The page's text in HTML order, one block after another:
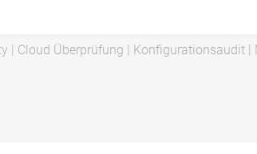
Cloud Überprüfung Konfigurationsaudit|